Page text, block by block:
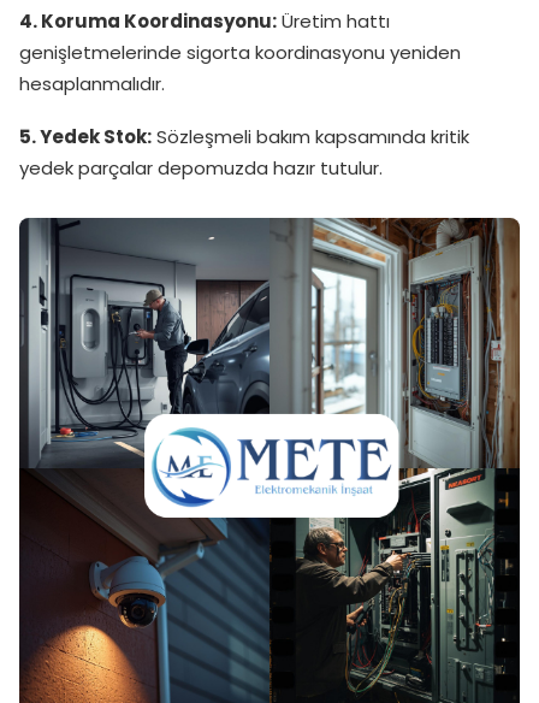
4. Koruma Koordinasyonu:Üretim hattı
genişletmelerinde sigorta koordinasyonu yeniden
hesaplanmalıdır.
5. Yedek Stok:Sözleşmeli bakım kapsamında kritik
yedek parçalar depomuzda hazır tutulur.